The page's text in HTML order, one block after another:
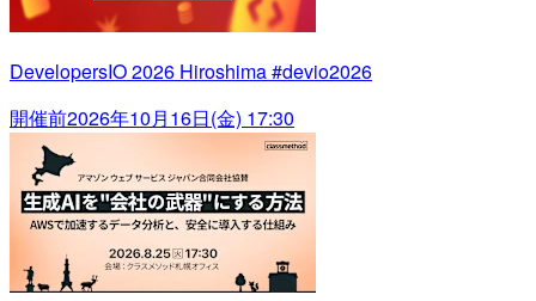
DevelopersIO 2026 Hiroshima #devio2026
開催前2026年10月16日(金) 17:30